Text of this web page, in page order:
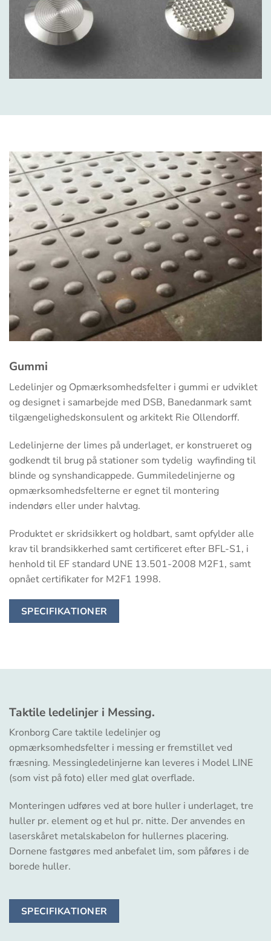
Gummi
Ledelinjer og Opmærksomhedsfelter i gummi er udviklet
og designet i samarbejde med DSB, Banedanmark samt
tilgængelighedskonsulent og arkitekt Rie Ollendorff.
Ledelinjerne der limes på underlaget, er konstrueret og
godkendt til brug på stationer som tydelig wayfinding til
blinde og synshandicappede. Gummiledelinjerne og
opmærksomhedsfelterne er egnet til montering
indendørs eller under halvtag.
Produktet er skridsikkert og holdbart, samt opfylder alle
krav til brandsikkerhed samt certificeret efter BFL-S1, i
henhold til EF standard UNE 13.501-2008 M2F1, samt
opnået certifikater for M2F1 1998.
SPECIFIKATIONER
Taktile ledelinjer i Messing.
Kronborg Care taktile ledelinjer og
opmærksomhedsfelter i messing er fremstillet ved
fræsning. Messingledelinjerne kan leveres i Model LINE
(som vist på foto) eller med glat overflade.
Monteringen udføres ved at bore huller i underlaget, tre
huller pr. element og et hul pr. nitte. Der anvendes en
laserskåret metalskabelon for hullernes placering.
Dornene fastgøres med anbefalet lim, som påføres i de
borede huller.
SPECIFIKATIONER